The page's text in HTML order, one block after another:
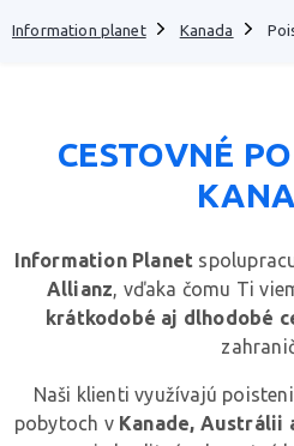
Information planet Kanada
CESTOVNÉ
Information Planet
Allianz, vďaka čomu Ti
krátkodobé aj dlhodobé
Naši klienti využívajú
pobytoch v Kanade, Austrálii